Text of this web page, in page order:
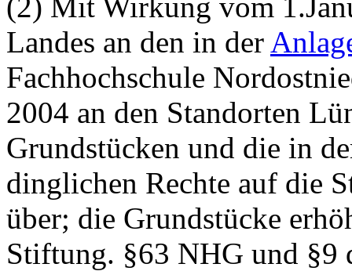
Landes an den in der
Fachhochschule
2004 an den Standorten
Grundstücken und die in
dinglichen Rechte auf die
über; die Grundstücke
Stiftung. §63 NHG und §9